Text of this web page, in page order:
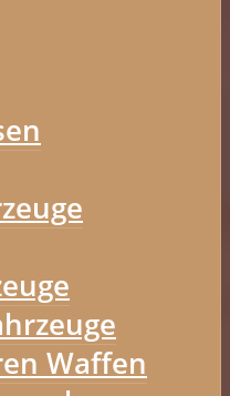
Waffen